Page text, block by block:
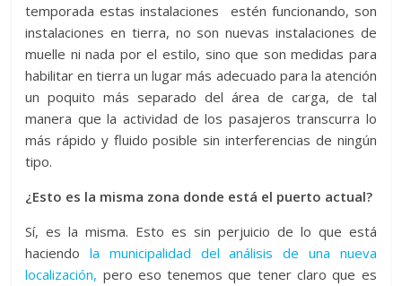
temporada estas instalaciones estén funcionando, son
instalaciones en tierra, no son nuevas instalaciones de
muelle ni nada por el estilo, sino que son medidas para
habilitar en tierra un lugar más adecuado para la atención
un poquito más separado del área de carga, de tal
manera que la actividad de los pasajeros transcurra lo
más rápido y fluido posible sin interferencias de ningún
tipo.
¿Esto es la misma zona donde está el puerto actual?
Sí, es la misma. Esto es sin perjuicio de lo que está
haciendola municipalidad del análisis de una nueva
localización, pero eso tenemos que tener claro que es